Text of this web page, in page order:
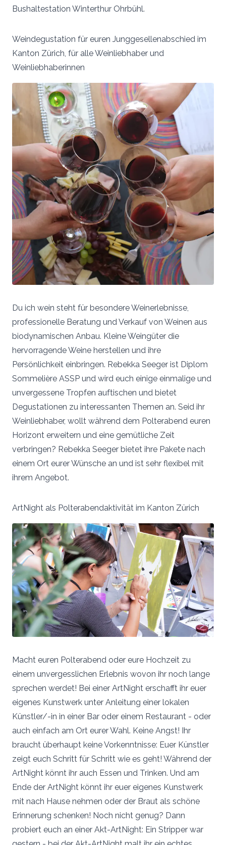
Bushaltestation Winterthur Ohrbühl.
Weindegustation für euren Junggesellenabschied im
Kanton Zürich, für alle Weinliebhaber und
Weinliebhaberinnen
Du ich wein steht für besondere Weinerlebnisse,
professionelle Beratung und Verkauf von Weinen aus
biodynamischen Anbau. Kleine Weingüter die
hervorragende Weine herstellen und ihre
Persönlichkeit einbringen. Rebekka Seeger ist Diplom
Sommelière ASSP und wird euch einige einmalige und
unvergessene Tropfen auftischen und bietet
Degustationen zu interessanten Themen an. Seid ihr
Weinliebhaber, wollt während dem Polterabend euren
Horizont erweitern und eine gemütliche Zeit
verbringen? Rebekka Seeger bietet ihre Pakete nach
einem Ort eurer Wünsche an und ist sehr flexibel mit
ihrem Angebot.
ArtNight als Polterabendaktivität im Kanton Zürich
Macht euren Polterabend oder eure Hochzeit zu
einem unvergesslichen Erlebnis wovon ihr noch lange
sprechen werdet! Bei einer ArtNight erschafft ihr euer
eigenes Kunstwerk unter Anleitung einer lokalen
Künstler/-in in einer Bar oder einem Restaurant - oder
auch einfach am Ort eurer Wahl. Keine Angst! Ihr
braucht überhaupt keine Vorkenntnisse: Euer Künstler
zeigt euch Schritt für Schritt wie es geht! Während der
ArtNight könnt ihr auch Essen und Trinken. Und am
Ende der ArtNight könnt ihr euer eigenes Kunstwerk
mit nach Hause nehmen oder der Braut als schöne
Erinnerung schenken! Noch nicht genug? Dann
probiert euch an einer Akt-ArtNight: Ein Stripper war